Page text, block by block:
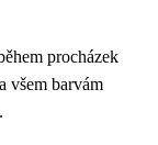
procházek
všem barvám